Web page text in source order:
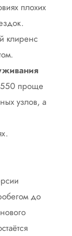
плохих
клиренс
550 проще
узлов, а
до